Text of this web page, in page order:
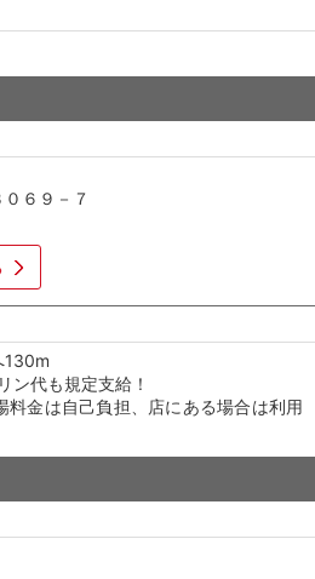
６９－７
130m
代も規定支給！
金は自己負担、店にある場合は利用